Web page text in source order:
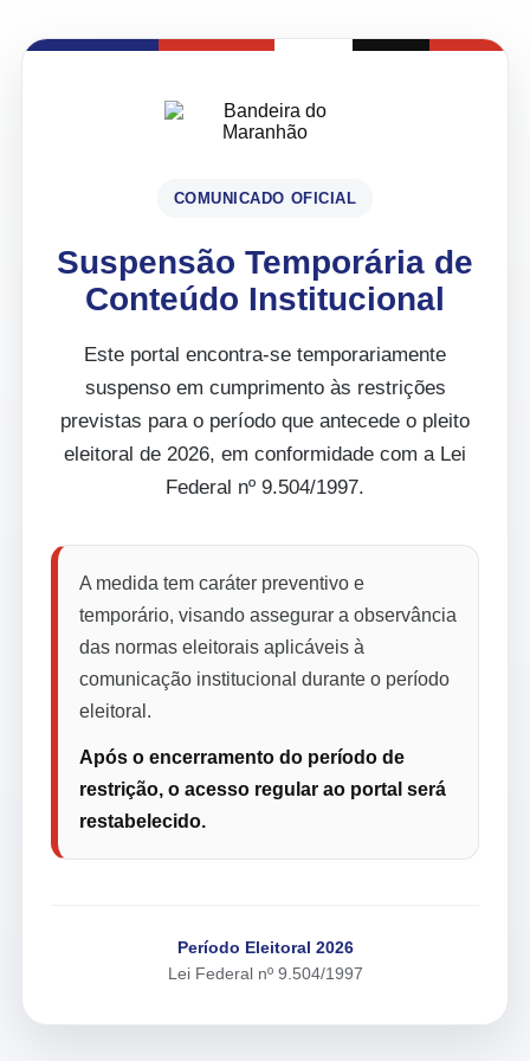
COMUNICADO OFICIAL
Suspensão Temporária de
Conteúdo Institucional
Este portal encontra-se temporariamente
suspenso em cumprimento às restrições
previstas para o período que antecede o pleito
eleitoral de 2026, em conformidade com a Lei
Federal nº 9.504/1997.
A medida tem caráter preventivo e
temporário, visando assegurar a observância
das normas eleitorais aplicáveis à
comunicação institucional durante o período
eleitoral.
Após o encerramento do período de
restrição, o acesso regular ao portal será
restabelecido.
Período Eleitoral 2026
Lei Federal nº 9.504/1997